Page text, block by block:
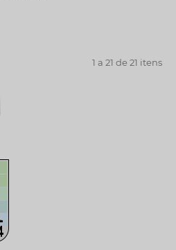
1 a 21 de 21 itens